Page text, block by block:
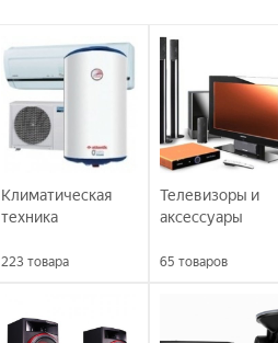
Климатическая
техника
223 товара
Телевизоры и
аксессуары
65 товаров